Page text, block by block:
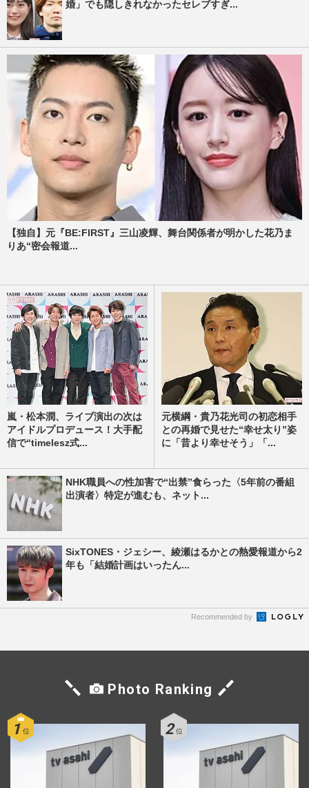
婚」でも隠しきれなかったセレブすぎ...
【独自】元『BE:FIRST』三山凌輝、舞台関係者が明かした花乃ま
りあ“密会報道...
嵐・松本潤、ライブ演出の次は
アイドルプロデュース！大手配
信で“timelesz式...
元横綱・貴乃花光司の初恋相手
との再婚で見せた“幸せ太り”姿
に「昔より幸せそう」「...
NHK職員への性加害で“出禁”食らった〈5年前の番組
出演者〉特定が進むも、ネット...
SixTONES・ジェシー、綾瀬はるかとの熱愛報道から2
年も「結婚計画はいったん...
Recommended by
Photo Ranking